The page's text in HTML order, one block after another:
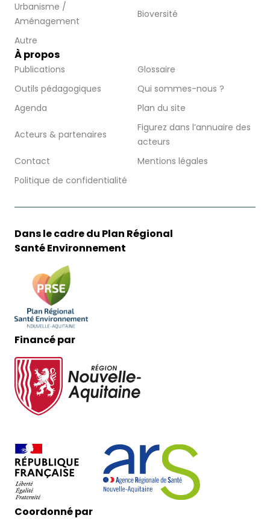
Urbanisme /
Aménagement
Bioversité
Autre
À propos
Publications
Glossaire
Outils pédagogiques
Qui sommes-nous ?
Agenda
Plan du site
Acteurs & partenaires
Figurez dans l’annuaire des
acteurs
Contact
Mentions légales
Politique de confidentialité
Dans le cadre du Plan Régional
Santé Environnement
Financé par
Coordonné par